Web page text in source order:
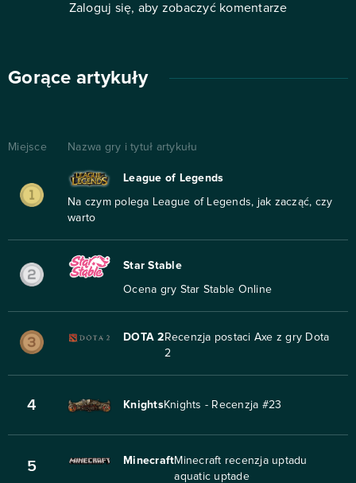
Zaloguj się, aby zobaczyć komentarze
Gorące artykuły
Miejsce Nazwa gry i tytuł artykułu
League of Legends
Na czym polega League of Legends, jak zacząć, czy
warto
Star Stable
Ocena gry Star Stable Online
DOTA 2 Recenzja postaci Axe z gry Dota
2
4 KnightsKnights - Recenzja #23
5 MinecraftMinecraft recenzja uptadu
aquatic uptade